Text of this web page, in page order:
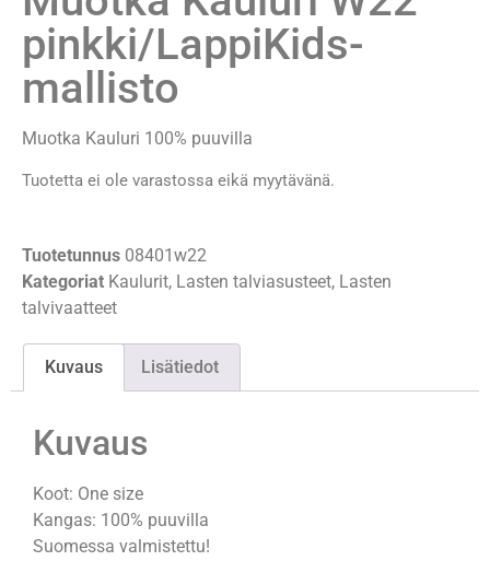
pinkki/LappiKids-
mallisto
Muotka Kauluri 100% puuvilla
Tuotetta ei ole varastossa eikä myytävänä.
Tuotetunnus 08401w22
Kategoriat Kaulurit, Lasten talviasusteet, Lasten
talvivaatteet
Kuvaus Lisätiedot
Kuvaus
Koot: One size
Kangas: 100% puuvilla
Suomessa valmistettu!